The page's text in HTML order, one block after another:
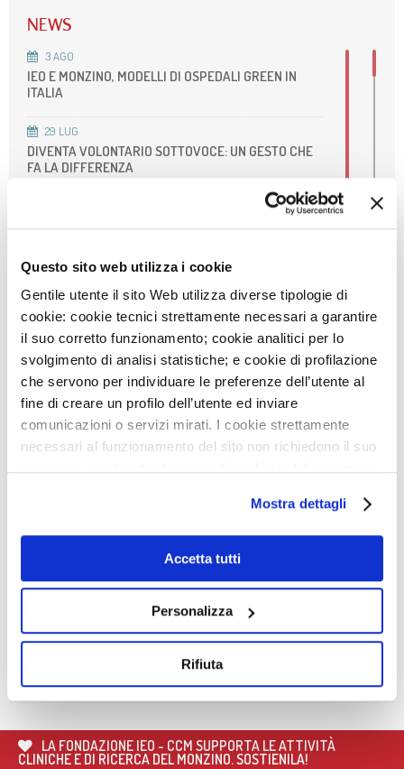
Questo sito web utilizza i cookie
Gentile utente il sito Web utilizza diverse tipologie di
cookie: cookie tecnici strettamente necessari a garantire
il suo corretto funzionamento; cookie analitici per lo
svolgimento di analisi statistiche; e cookie di profilazione
che servono per individuare le preferenze dell’utente al
fine di creare un profilo dell’utente ed inviare
comunicazioni o servizi mirati. I cookie strettamente
necessari al funzionamento del sito non richiedono il suo
Qualora non volesse esprimere preferenze può chiudere
il banner cliccando sul tasto x; in tal caso potranno
essere utilizzati solo i cookie strettamente necessari al
funzionamento del sito. Per “Maggiori Informazioni” la
Mostra dettagli
Accetta tutti
Personalizza
Rifiuta
NEWS
3AGO
IEO E MONZINO, MODELLI DI OSPEDALI GREEN IN
ITALIA
29 LUG
DIVENTA VOLONTARIO SOTTOVOCE: UN GESTO CHE
FA LA DIFFERENZA
AVVISO: CHIUSURA SERVIZI
8LUG
16/7
22 GIU
ACCREDITAMENTO DELLA NOSTRA UOS DI RM
CARDIOVASCOLARE
ONDATE DI CALORE, ALCUNI CONSIGLI PER
PRENDERSI CURA DEL CUORE
APERTE LE ISCRIZIONI PER I CORSI AUTUNNALI
DELLA MONZINO IMAGING ACADEMY
🌍 RIPARTE LA SECONDA FASE DEL PROGETTO DI
COOPERAZIONE SANITARIA IN ANGOLA
21MAG
PROF. GIANFRANCO SINAGRA AL CONGRESSO
CARDIO MONZINO 2025
NEWSLETTER
Iscriviti e ricevi le ultime news del
LA FONDAZIONE IEO - CCM SUPPORTA LE ATTIVITÀ
CLINICHE E DI RICERCA DEL MONZINO. SOSTIENILA!